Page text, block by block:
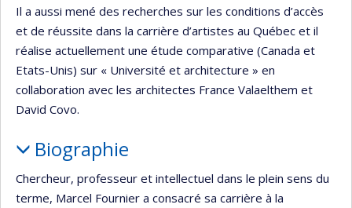
Il a aussi mené des recherches sur les conditions d’accès
et de réussite dans la carrière d’artistes au Québec et il
réalise actuellement une étude comparative (Canada et
Etats-Unis) sur « Université et architecture » en
collaboration avec les architectes France Valaelthem et
David Covo.
Biographie
Chercheur, professeur et intellectuel dans le plein sens du
terme, Marcel Fournier a consacré sa carrière à la